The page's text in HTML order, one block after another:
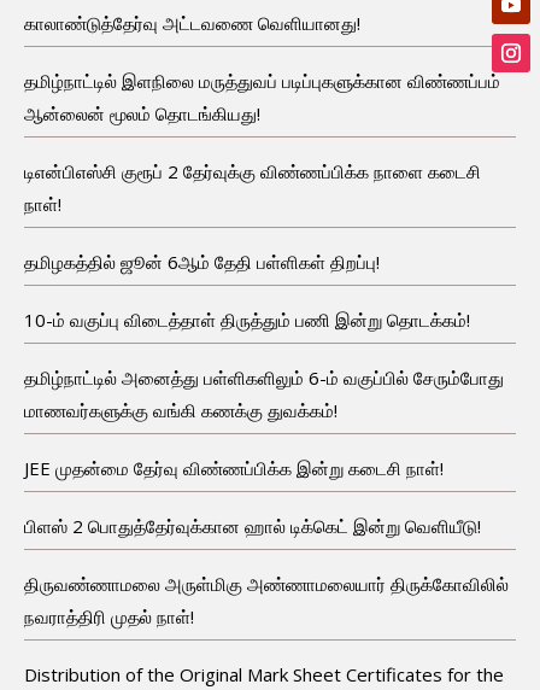
காலாண்டுத்தேர்வு அட்டவணை வெளியானது!
தமிழ்நாட்டில் இளநிலை மருத்துவப் படிப்புகளுக்கான விண்ணப்பம்
ஆன்லைன் மூலம் தொடங்கியது!
டிஎன்பிஎஸ்சி குரூப் 2 தேர்வுக்கு விண்ணப்பிக்க நாளை கடைசி
நாள்!
தமிழகத்தில் ஜூன் 6ஆம் தேதி பள்ளிகள் திறப்பு!
10-ம் வகுப்பு விடைத்தாள் திருத்தும் பணி இன்று தொடக்கம்!
தமிழ்நாட்டில் அனைத்து பள்ளிகளிலும் 6-ம் வகுப்பில் சேரும்போது
மாணவர்களுக்கு வங்கி கணக்கு துவக்கம்!
JEE முதன்மை தேர்வு விண்ணப்பிக்க இன்று கடைசி நாள்!
பிளஸ் 2 பொதுத்தேர்வுக்கான ஹால் டிக்கெட் இன்று வெளியீடு!
திருவண்ணாமலை அருள்மிகு அண்ணாமலையார் திருக்கோவிலில்
நவராத்திரி முதல் நாள்!
Distribution of the Original Mark Sheet Certificates for the